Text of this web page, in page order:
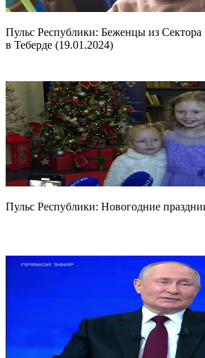
Пульс Республики: Беженцы из
в Теберде (19.01.2024)
Пульс Республики: Новогодние